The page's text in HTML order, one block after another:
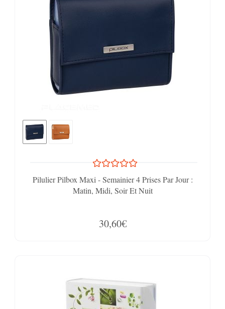
Pilulier Pilbox Maxi - Semainier 4 Prises Par Jour :
Matin, Midi, Soir Et Nuit
30,60€